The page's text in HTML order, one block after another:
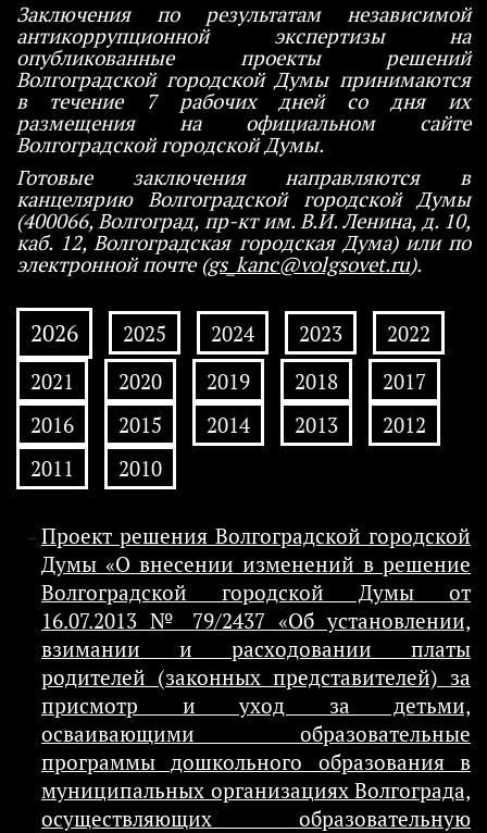
Заключения по результатам независимой
антикоррупционной экспертизы на
опубликованные проекты решений
Волгоградской городской Думы принимаются
в течение 7 рабочих дней со дня их
размещения на официальном сайте
Волгоградской городской Думы.
Готовые заключения направляются в
канцелярию Волгоградской городской Думы
(400066, Волгоград, пр-кт им. В.И. Ленина, д. 10,
каб. 12, Волгоградская городская Дума) или по
электронной почте (gs_kanc@volgsovet.ru).
2026 2025 2024 2023
2022
2021
2020 2019 2018
2017
2016
2015 2014 2013
2012
2011
2010
Проект решения Волгоградской городской
Думы «О внесении изменений в решение
Волгоградской городской Думы от
16.07.2013 № 79/2437 «Об установлении,
взимании и расходовании платы
родителей (законных представителей) за
присмотр и уход за детьми,
осваивающими образовательные
программы дошкольного образования в
муниципальных организациях Волгограда,
осуществляющих образовательную